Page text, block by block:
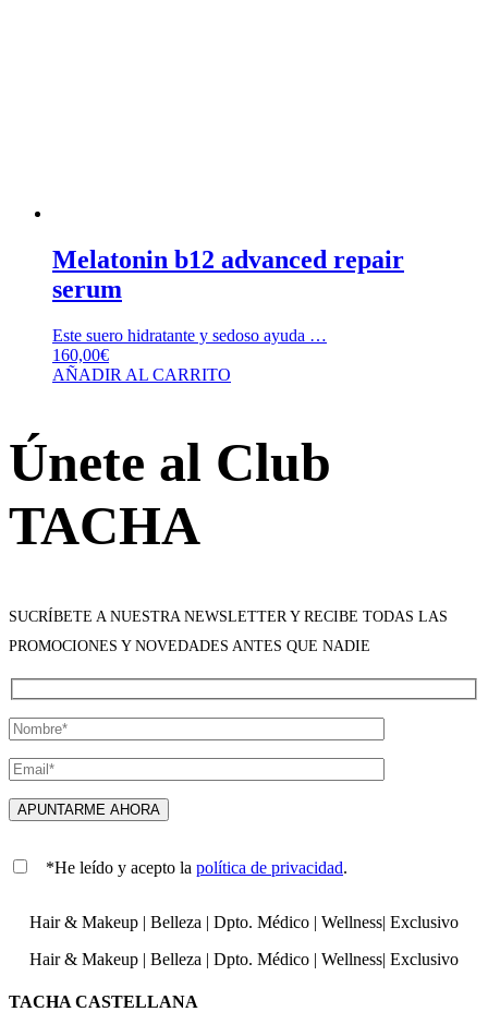
Melatonin b12 advanced repair
serum
Este suero hidratante y sedoso ayuda …
160,00€
AÑADIR AL CARRITO
Únete al Club
TACHA
SUCRÍBETE A NUESTRA NEWSLETTER Y RECIBE TODAS LAS
PROMOCIONES Y NOVEDADES ANTES QUE NADIE
*He leído y acepto la política de privacidad.
Hair & Makeup | Belleza | Dpto. Médico | Wellness| Exclusivo
Hair & Makeup | Belleza | Dpto. Médico | Wellness| Exclusivo
TACHA CASTELLANA